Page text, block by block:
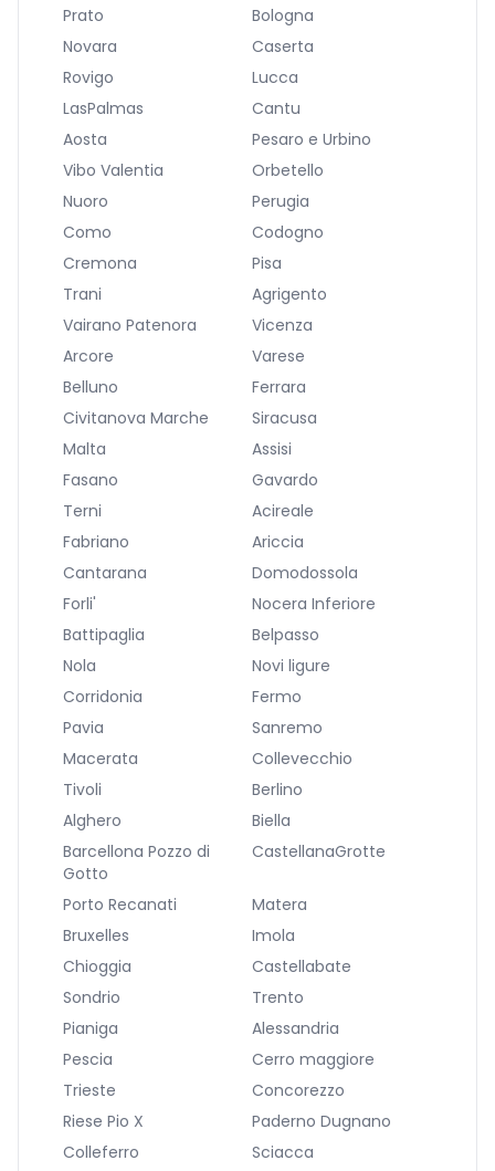
Prato
Bologna
Novara
Caserta
Rovigo
Lucca
LasPalmas
Cantu
Aosta
Pesaro e Urbino
Vibo Valentia
Orbetello
Nuoro
Perugia
Como
Codogno
Cremona
Pisa
Trani
Agrigento
Vairano Patenora
Vicenza
Arcore
Varese
Belluno
Ferrara
Civitanova Marche
Siracusa
Malta
Assisi
Fasano
Gavardo
Terni
Acireale
Fabriano
Ariccia
Cantarana
Domodossola
Forli'
Nocera Inferiore
Battipaglia
Belpasso
Nola
Novi ligure
Corridonia
Fermo
Pavia
Sanremo
Macerata
Collevecchio
Tivoli
Berlino
Alghero
Biella
Barcellona Pozzo di
Gotto
CastellanaGrotte
Porto Recanati
Matera
Bruxelles
Imola
Chioggia
Castellabate
Sondrio
Trento
Pianiga
Alessandria
Pescia
Cerro maggiore
Trieste
Concorezzo
Riese Pio X
Paderno Dugnano
Colleferro
Sciacca